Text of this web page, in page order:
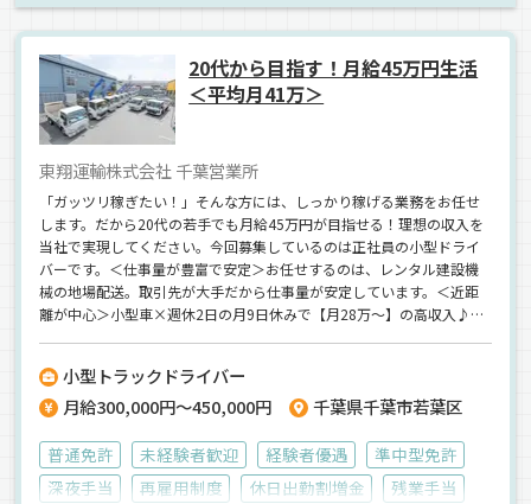
20代から目指す！月給45万円生活
＜平均月41万＞
東翔運輸株式会社 千葉営業所
「ガッツリ稼ぎたい！」そんな方には、しっかり稼げる業務をお任せ
します。だから20代の若手でも月給45万円が目指せる！理想の収入を
当社で実現してください。今回募集しているのは正社員の小型ドライ
バーです。＜仕事量が豊富で安定＞お任せするのは、レンタル建設機
械の地場配送。取引先が大手だから仕事量が安定しています。＜近距
離が中心＞小型車×週休2日の月9日休みで【月28万～】の高収入♪ム
も安心！⇒女性ドライバーも活躍中です。
小型トラックドライバー
月給300,000円～450,000円
千葉県千葉市若葉区
普通免許 未経験者歓迎 経験者優遇
準中型免許
深夜手当
再雇用制度 休日出勤割増金
残業手当